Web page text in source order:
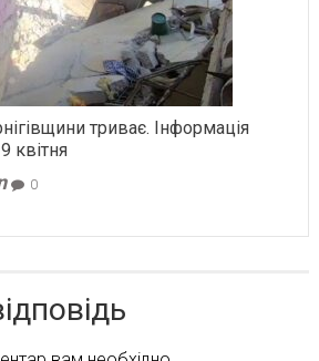
триває. Інформація
квітня
0